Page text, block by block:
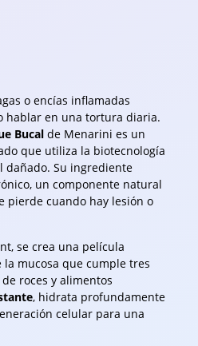
o encías inflamadas
hablar en una tortura diaria.
Bucal de Menarini es un
que utiliza la biotecnología
dañado. Su ingrediente
un componente natural
pierde cuando hay lesión o
se crea una película
mucosa que cumple tres
roces y alimentos
, hidrata profundamente
celular para una